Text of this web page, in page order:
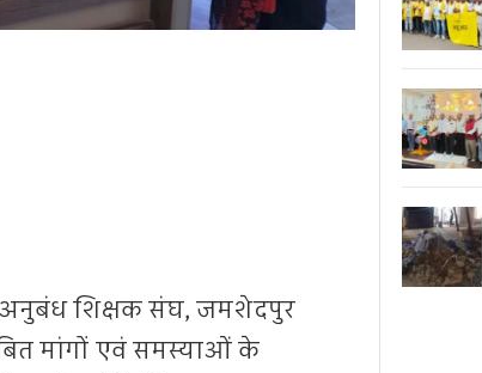
अनुबंध शिक्षक संघ, जमशेदपुर
मांगों एवं समस्याओं के